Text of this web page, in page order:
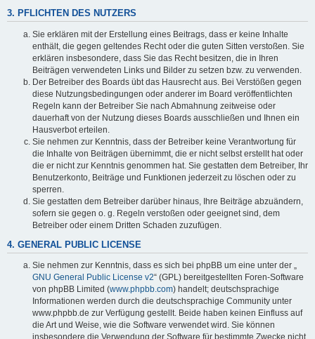
3. PFLICHTEN DES NUTZERS
Sie erklären mit der Erstellung eines Beitrags, dass er keine Inhalte
enthält, die gegen geltendes Recht oder die guten Sitten verstoßen. Sie
erklären insbesondere, dass Sie das Recht besitzen, die in Ihren
Beiträgen verwendeten Links und Bilder zu setzen bzw. zu verwenden.
Der Betreiber des Boards übt das Hausrecht aus. Bei Verstößen gegen
diese Nutzungsbedingungen oder anderer im Board veröffentlichten
Regeln kann der Betreiber Sie nach Abmahnung zeitweise oder
dauerhaft von der Nutzung dieses Boards ausschließen und Ihnen ein
Hausverbot erteilen.
Sie nehmen zur Kenntnis, dass der Betreiber keine Verantwortung für
die Inhalte von Beiträgen übernimmt, die er nicht selbst erstellt hat oder
die er nicht zur Kenntnis genommen hat. Sie gestatten dem Betreiber, Ihr
Benutzerkonto, Beiträge und Funktionen jederzeit zu löschen oder zu
sperren.
Sie gestatten dem Betreiber darüber hinaus, Ihre Beiträge abzuändern,
sofern sie gegen o. g. Regeln verstoßen oder geeignet sind, dem
Betreiber oder einem Dritten Schaden zuzufügen.
4. GENERAL PUBLIC LICENSE
Sie nehmen zur Kenntnis, dass es sich bei phpBB um eine unter der „
GNU General Public License v2“ (GPL) bereitgestellten Foren-Software
von phpBB Limited (www.phpbb.com) handelt; deutschsprachige
Informationen werden durch die deutschsprachige Community unter
www.phpbb.de zur Verfügung gestellt. Beide haben keinen Einfluss auf
die Art und Weise, wie die Software verwendet wird. Sie können
insbesondere die Verwendung der Software für bestimmte Zwecke nicht